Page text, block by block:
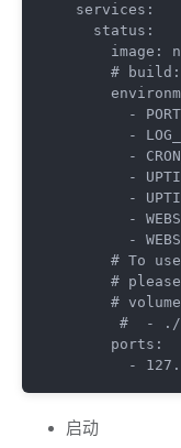
services:
  status:
image:
# build:
-
-
-
-
-
-
-
# To
#
#
#  -
    ports:
-
启动